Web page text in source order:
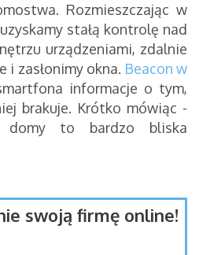
Rozmieszczając w
stałą kontrolę nad
urządzeniami, zdalnie
i zasłonimy okna. Beacon w
informacje o tym,
brakuje. Krótko mówiąc -
domy to bardzo bliska
swoją firmę online!